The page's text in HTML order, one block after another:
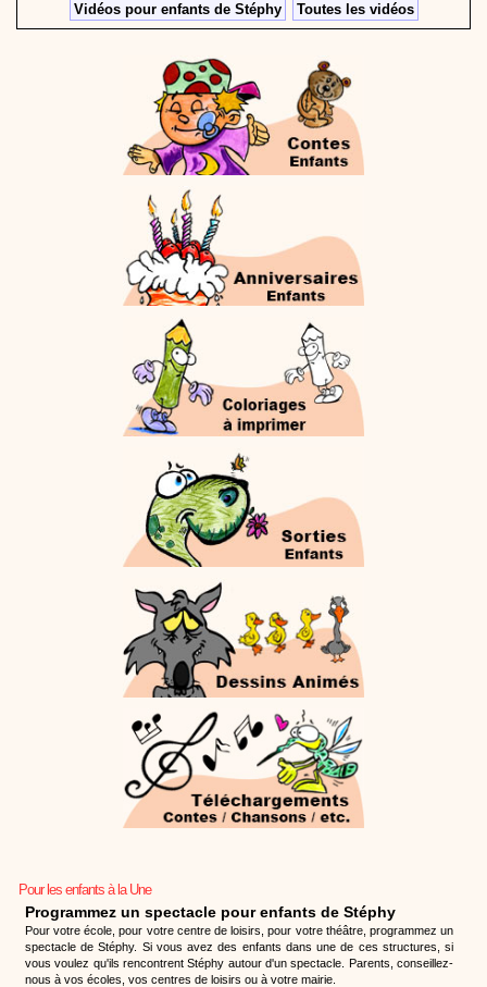
Vidéos pour enfants de Stéphy Toutes les vidéos
Pour les enfants à la Une
Programmez un spectacle pour enfants de Stéphy
Pour votre école, pour votre centre de loisirs, pour votre théâtre, programmez un
spectacle de Stéphy. Si vous avez des enfants dans une de ces structures, si
vous voulez qu'ils rencontrent Stéphy autour d'un spectacle. Parents, conseillez-
nous à vos écoles, vos centres de loisirs ou à votre mairie.